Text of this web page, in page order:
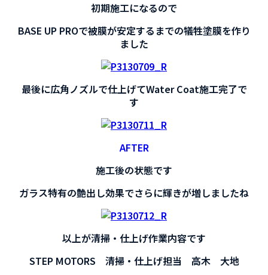
初期施工になるので
BASE UP PROで被膜が安定するまでの犠牲塗膜を作り
ました
最後に広角ノズルで仕上げてWater Coat施工完了で
す
AFTER
施工後の状態です
ガラス特有の艶出し効果でさらに輝きが増しましたね
以上が清掃・仕上げ作業内容です
STEP MOTORS 清掃・仕上げ担当 高木 大地